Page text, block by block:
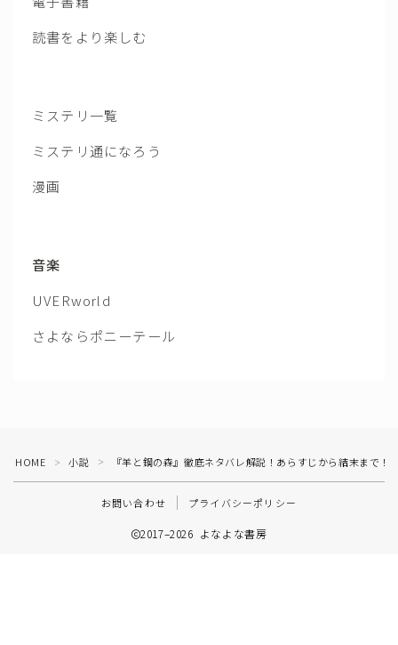
読書をより楽しむ
ミステリ一覧
ミステリ通になろう
漫画
音楽
UVERworld
さよならポニーテール
HOME ＞ 小説 ＞ 『羊と鋼の森』徹底ネタバレ解説！あらすじから結末まで！
お問い合わせ プライバシーポリシー
2017–2026 よなよな書房